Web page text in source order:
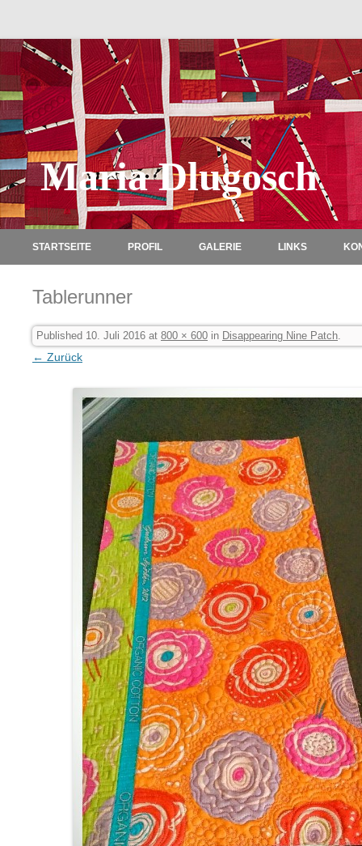
Maria Dlugosch
STARTSEITE PROFIL GALERIE LINKS
Tablerunner
Published 10. Juli 2016 at 800 × 600 in Disappearing Nine Patch.
← Zurück